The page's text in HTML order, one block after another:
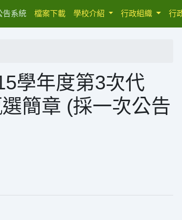
告系統 檔案下載 學校介紹 行政組織 行
學年度第3次代
簡章 (採一次公告